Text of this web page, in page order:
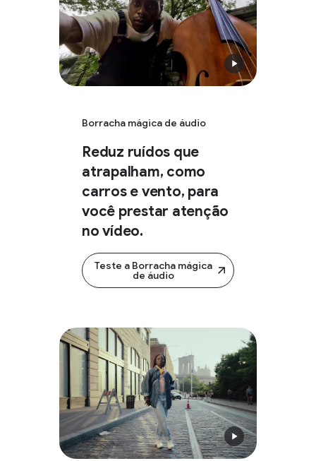
Borracha mágica de áudio
Reduz ruídos que
atrapalham, como
carros e vento, para
você prestar atenção
no vídeo.
Teste a Borracha mágica
de áudio